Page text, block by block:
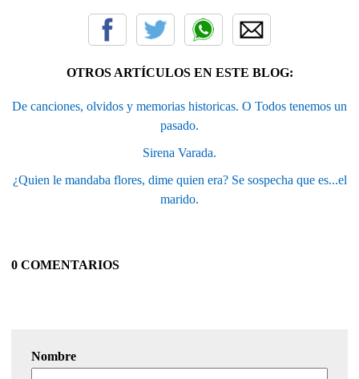
OTROS ARTÍCULOS EN ESTE BLOG:
De canciones, olvidos y memorias historicas. O Todos tenemos un
pasado.
Sirena Varada.
¿Quien le mandaba flores, dime quien era? Se sospecha que es...el
marido.
0 COMENTARIOS
Nombre